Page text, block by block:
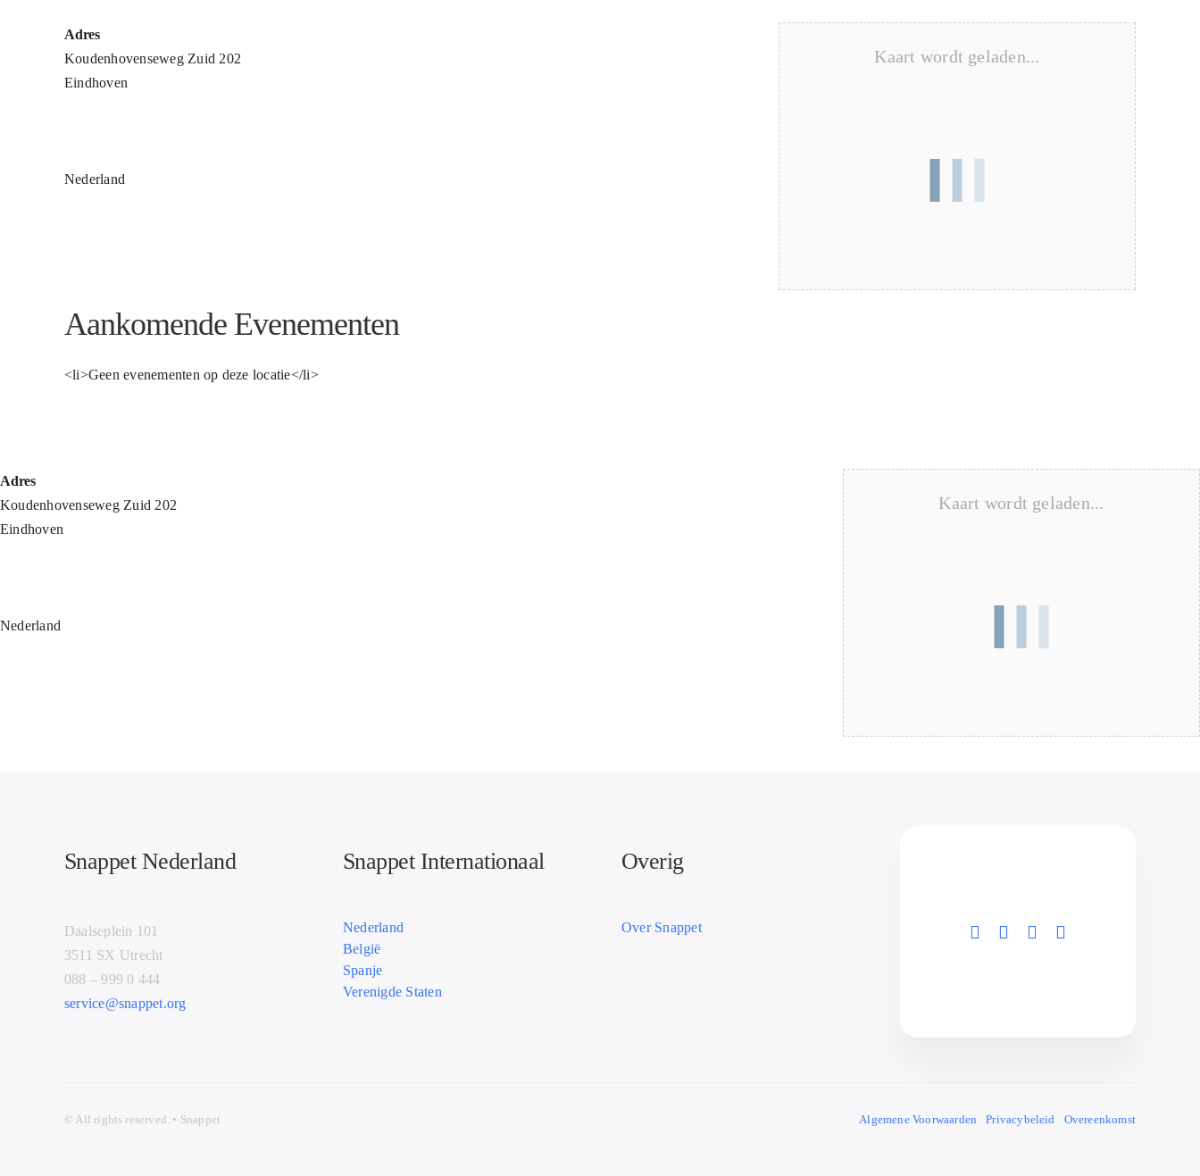
Kaart wordt geladen...
Adres
Koudenhovenseweg Zuid 202
Eindhoven
Nederland
Aankomende Evenementen
<li>Geen evenementen op deze locatie</li>
Kaart wordt geladen...
Adres
Koudenhovenseweg Zuid 202
Eindhoven
Nederland
Snappet Nederland
Daalseplein 101
3511 SX Utrecht
088 – 999 0 444
service@snappet.org
Snappet Internationaal
Nederland
België
Spanje
Verenigde Staten
Overig
Over Snappet
© All rights reserved. • Snappet Algemene Voorwaarden Privacybeleid Overeenkomst